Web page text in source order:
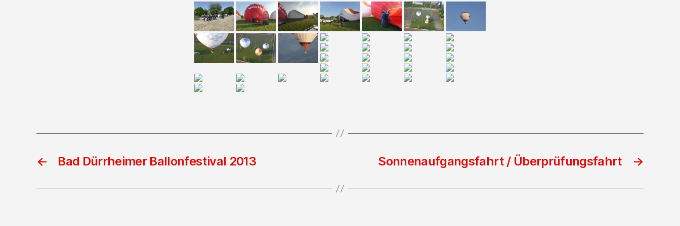
← Bad Dürrheimer Ballonfestival 2013 →
Sonnenaufgangsfahrt / Überprüfungsfahrt